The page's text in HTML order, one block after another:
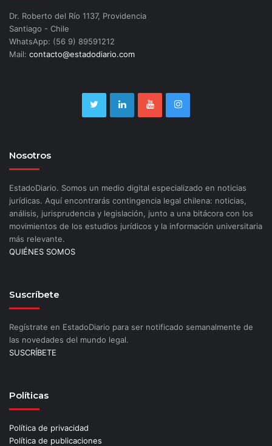
Dr. Roberto del Río 1137, Providencia
Santiago - Chile
WhatsApp: (56 9) 89591212
Mail: contacto@estadodiario.com
Nosotros
EstadoDiario. Somos un medio digital especializado en noticias
jurídicas. Aquí encontrarás contingencia legal chilena: noticias,
análisis, jurisprudencia y legislación, junto a una bitácora con los
movimientos de los estudios jurídicos y la información universitaria
más relevante.
QUIÉNES SOMOS
Suscríbete
Regístrate en EstadoDiario para ser notificado semanalmente de
las novedades del mundo legal.
SUSCRÍBETE
Políticas
Política de privacidad
Política de publicaciones